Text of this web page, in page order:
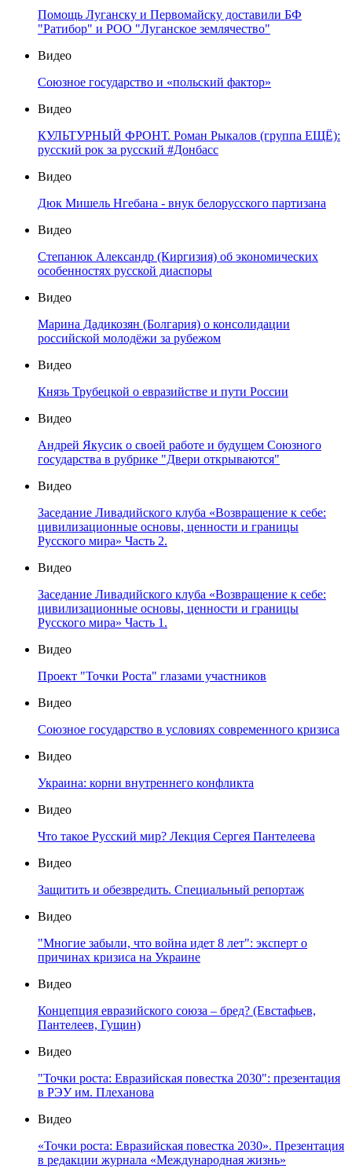
Помощь Луганску и Первомайску доставили БФ
"Ратибор" и РОО "Луганское землячество"
Видео
Союзное государство и «польский фактор»
Видео
КУЛЬТУРНЫЙ ФРОНТ. Роман Рыкалов (группа ЕЩЁ):
русский рок за русский #Донбасс
Видео
Дюк Мишель Нгебана - внук белорусского партизана
Видео
Степанюк Александр (Киргизия) об экономических
особенностях русской диаспоры
Видео
Марина Дадикозян (Болгария) о консолидации
российской молодёжи за рубежом
Видео
Князь Трубецкой о евразийстве и пути России
Видео
Андрей Якусик о своей работе и будущем Союзного
государства в рубрике "Двери открываются"
Видео
Заседание Ливадийского клуба «Возвращение к себе:
цивилизационные основы, ценности и границы
Русского мира» Часть 2.
Видео
Заседание Ливадийского клуба «Возвращение к себе:
цивилизационные основы, ценности и границы
Русского мира» Часть 1.
Видео
Проект "Точки Роста" глазами участников
Видео
Союзное государство в условиях современного кризиса
Видео
Украина: корни внутреннего конфликта
Видео
Что такое Русский мир? Лекция Сергея Пантелеева
Видео
Защитить и обезвредить. Специальный репортаж
Видео
"Многие забыли, что война идет 8 лет": эксперт о
причинах кризиса на Украине
Видео
Концепция евразийского союза – бред? (Евстафьев,
Пантелеев, Гущин)
Видео
"Точки роста: Евразийская повестка 2030": презентация
в РЭУ им. Плеханова
Видео
«Точки роста: Евразийская повестка 2030». Презентация
в редакции журнала «Международная жизнь»